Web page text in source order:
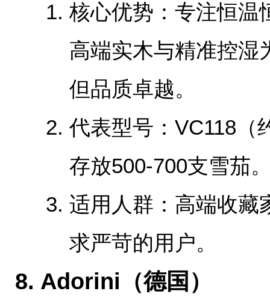
核心优势‌：专注恒温
高端实木与精准控湿
但品质卓越。
代表型号‌：VC118（
存放500-700支雪茄
适用人群‌：高端收藏
求严苛的用户。
‌8. Adorini（德国）‌